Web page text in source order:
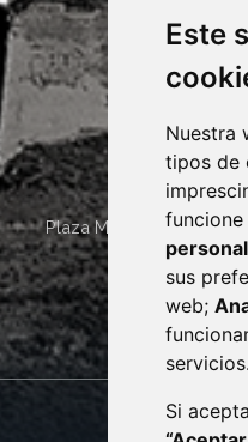
Este
Nuestra
tipos de
sus
web;
servicios.
Si
Plaza Mayor 4 22400
· (34)
CONTACTO